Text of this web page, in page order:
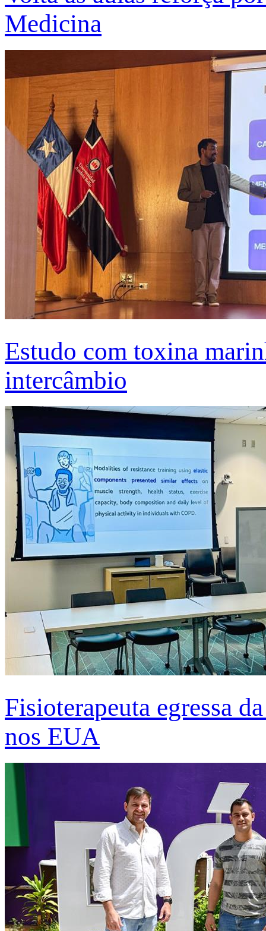
Medicina
Estudo com toxina
intercâmbio
Fisioterapeuta egressa
nos EUA